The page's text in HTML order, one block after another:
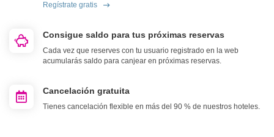
Regístrate gratis
Consigue saldo para tus próximas reservas
Cada vez que reserves con tu usuario registrado en la web
acumularás saldo para canjear en próximas reservas.
Cancelación gratuita
Tienes cancelación flexible en más del 90 % de nuestros hoteles.